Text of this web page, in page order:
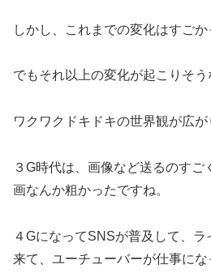
しかし、これまでの変化はすごか
でもそれ以上の変化が起こりそう
ワクワクドキドキの世界観が広が
３G時代は、画像など送るのす
画なんか粗かったですね。
４GになってSNSが普及して、
来て、ユーチューバーが仕事に